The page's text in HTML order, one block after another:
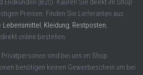
Endkunden (B2c). Kaufen Sie direkt im Shop
Preisen. Finden Sie Lieferanten aus
Lebensmittel , Kleidung, Restposten,
online bestellen.
sind bei uns im Shop
benötigen keinen Gewerbeschein um bei